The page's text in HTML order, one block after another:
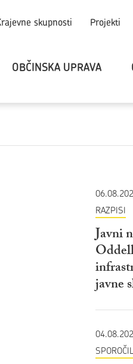
skupnosti Projekti
OBČINSKA UPRAVA
RAZPISI
Javni
javne